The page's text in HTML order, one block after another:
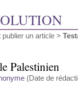
un article >
Palestinien
(Date de